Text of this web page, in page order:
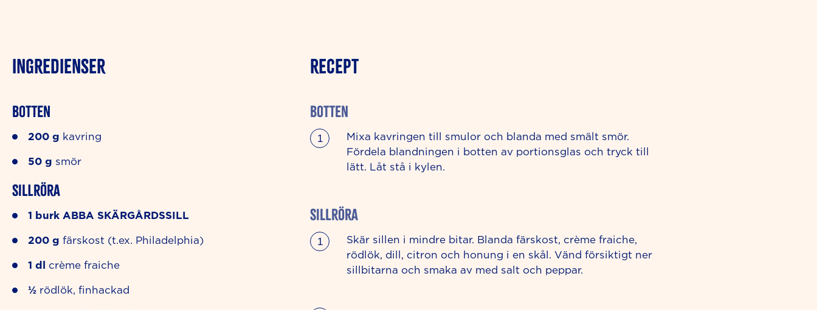
INGREDIENSER
Botten
200 g kavring
50 g smör
Sillröra
1 burk ABBA SKÄRGÅRDSSILL
200 g färskost (t.ex. Philadelphia)
1 dl crème fraiche
½ rödlök, finhackad
RECEPT
BOTTEN
Mixa kavringen till smulor och blanda med smält smör.
Fördela blandningen i botten av portionsglas och tryck till
lätt. Låt stå i kylen.
SILLRÖRA
Skär sillen i mindre bitar. Blanda färskost, crème fraiche,
rödlök, dill, citron och honung i en skål. Vänd försiktigt ner
sillbitarna och smaka av med salt och peppar.